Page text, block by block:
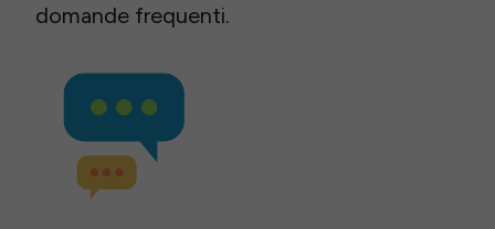
domande frequenti.